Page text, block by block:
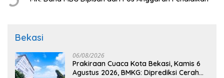
Bekasi
06/08/2026
Prakiraan Cuaca Kota Bekasi, Kamis 6
Agustus 2026, BMKG: Diprediksi Cerah